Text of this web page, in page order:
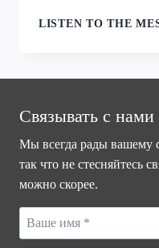
LISTEN TO THE
Связывать с нами
Мы всегда рады вашему
так что не стесняйтесь
можно скорее.